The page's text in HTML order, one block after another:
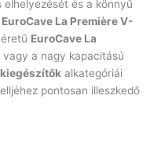
és a könnyű
EuroCave La Première V-
EuroCave La
vagy a nagy kapacitású
kiegészítők alkategóriái
pontosan illeszkedő